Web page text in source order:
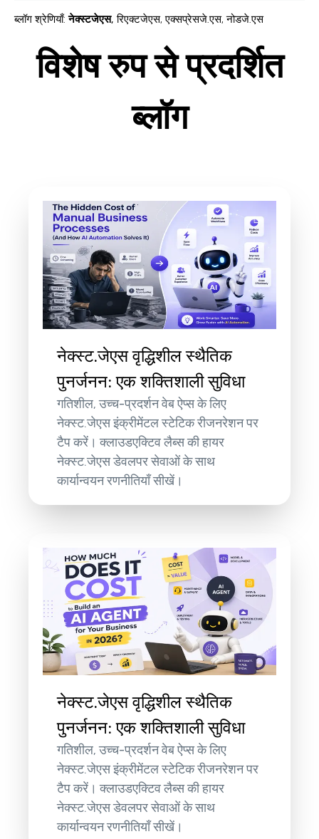
ब्लॉग श्रेणियाँ: नेक्स्टजेएस, रिएक्टजेएस,एक्सप्रेसजे.एस,नोडजे.एस
विशेष रुप से प्रदर्शित
ब्लॉग
नेक्स्ट.जेएस वृद्धिशील स्थैतिक
पुनर्जनन: एक शक्तिशाली सुविधा
गतिशील, उच्च-प्रदर्शन वेब ऐप्स के लिए
नेक्स्ट.जेएस इंक्रीमेंटल स्टेटिक रीजनरेशन पर
टैप करें। क्लाउडएक्टिव लैब्स की हायर
नेक्स्ट.जेएस डेवलपर सेवाओं के साथ
कार्यान्वयन रणनीतियाँ सीखें।
नेक्स्ट.जेएस वृद्धिशील स्थैतिक
पुनर्जनन: एक शक्तिशाली सुविधा
गतिशील, उच्च-प्रदर्शन वेब ऐप्स के लिए
नेक्स्ट.जेएस इंक्रीमेंटल स्टेटिक रीजनरेशन पर
टैप करें। क्लाउडएक्टिव लैब्स की हायर
नेक्स्ट.जेएस डेवलपर सेवाओं के साथ
कार्यान्वयन रणनीतियाँ सीखें।